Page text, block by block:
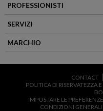
PROFESSIONISTI
SERVIZI
MARCHIO
CONTACT
POLITICA DI RISERVATEZZA
IMPOSTARE LE
CONDIZIONI